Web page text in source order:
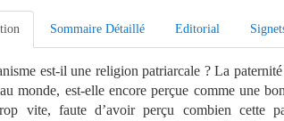
Sommaire Détaillé Editorial
est-il une religion patriarcale ? La
monde, est-elle encore perçue comme une
vite, faute d’avoir perçu combien cette